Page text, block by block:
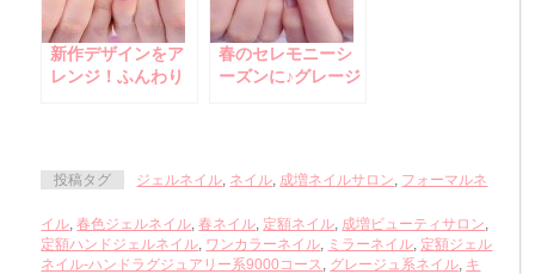
新作デザインをア
レンジ！ふんわり
春のセレモニーシ
ーズンに♪グレージ
投稿タグ ジェルネイル ネイル 成増ネイルサロン フォーマルネ
イル ,春色ジェルネイル ,春ネイル 定額ネイル 成増ビューティサロン
定額ハンドジェルネイル ワンカラーネイル ミラーネイル 定額ジェル
ネイル-ハンドラグジュアリー系9000コース
グレージュ系ネイル キ